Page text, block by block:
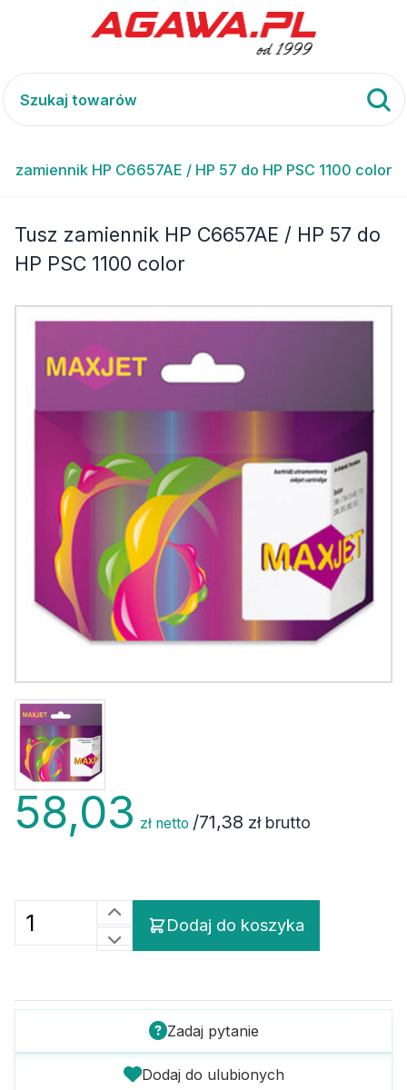
zamiennik HP C6657AE / HP 57 do HP PSC 1100 color
Tusz zamiennik HP C6657AE / HP 57 do
HP PSC 1100 color
58,03 zł netto /71,38 zł brutto
Dodaj do koszyka
Zadaj pytanie
Dodaj do ulubionych